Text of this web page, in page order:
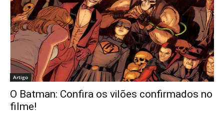
Artigo
O Batman: Confira os vilões confirmados no
filme!